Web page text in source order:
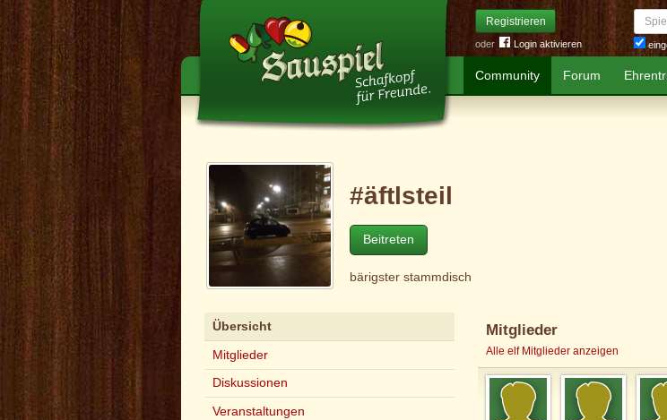
Registrieren
oder Login aktivieren
Community Forum
#äftlsteil
Beitreten
bärigster stammdisch
Übersicht
Mitglieder
Diskussionen
Veranstaltungen
Mitglieder
Alle elf Mitglieder anzeigen